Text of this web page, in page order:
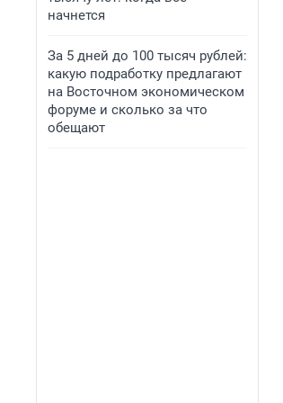
начнется
За 5 дней до 100 тысяч рублей:
какую подработку предлагают
на Восточном экономическом
форуме и сколько за что
обещают